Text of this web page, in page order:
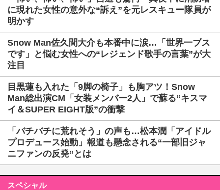
に現れた女性の意外な“訴え”を元レスキュー隊員が
明かす
Snow Man佐久間大介も本番中に涙…「世界一ブス
です」と悩む女性への“レジェンド歌手の言葉”が大
注目
目黒蓮も入れた「9脚の椅子」も胸アツ！Snow
Man総出演CM「女装メンバー2人」で蘇る“キスマ
イ＆SUPER EIGHT版”の衝撃
「バチバチに荒れそう」の声も…松本潤「アイドル
プロデュース始動」報道も懸念される“一部旧ジャ
ニファンの反発”とは
スペシャル